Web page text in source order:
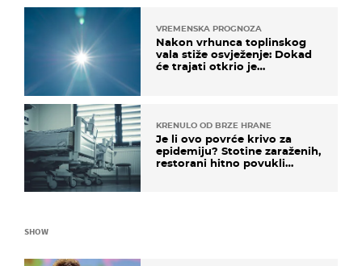
VREMENSKA PROGNOZA
Nakon vrhunca toplinskog
vala stiže osvježenje: Dokad
će trajati otkrio je
KRENULO OD BRZE HRANE
Je li ovo povrće krivo za
epidemiju? Stotine zaraženih,
restorani hitno povukli
SHOW